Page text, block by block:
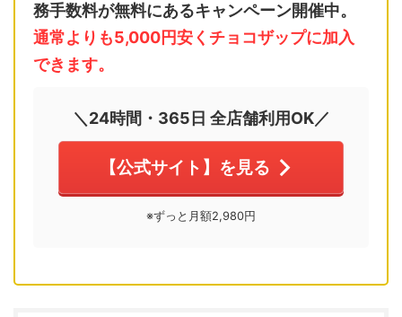
務手数料が無料にあるキャンペーン開催中。
通常よりも5,000円安くチョコザップに加入
できます。
＼24時間・365日 全店舗利用OK／
【公式サイト】を見る
※ずっと月額2,980円